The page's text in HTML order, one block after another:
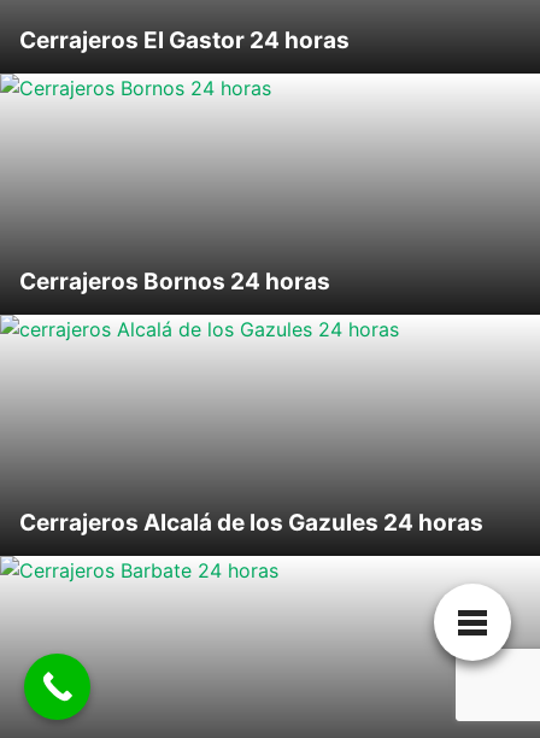
Cerrajeros El Gastor 24 horas
Cerrajeros Bornos 24 horas
Cerrajeros Alcalá de los Gazules 24 horas